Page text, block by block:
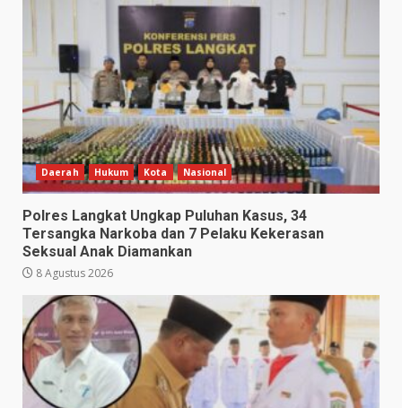
Daerah Hukum Kota Nasional
Polres Langkat Ungkap Puluhan Kasus, 34
Tersangka Narkoba dan 7 Pelaku Kekerasan
Seksual Anak Diamankan
8 Agustus 2026